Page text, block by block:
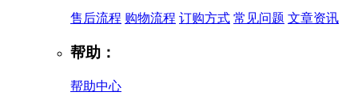
售后流程 购物流程 订购方式 常见问题 文章资讯
帮助：
帮助中心